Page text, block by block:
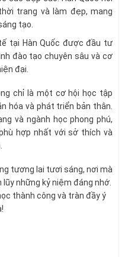
trang và làm đẹp, mang
tạo.
tại Hàn Quốc được đầu tư
đào tạo chuyên sâu và cơ
đại.
chỉ là một cơ hội học tập
hóa và phát triển bản thân.
và ngành học phong phú,
hợp nhất với sở thích và
tương lai tươi sáng, nơi mà
những kỷ niệm đáng nhớ.
thành công và tràn đầy ý